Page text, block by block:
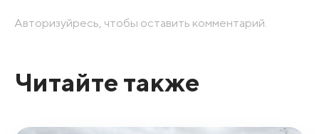
Авторизуйресь, чтобы оставить комментарий.
Читайте также